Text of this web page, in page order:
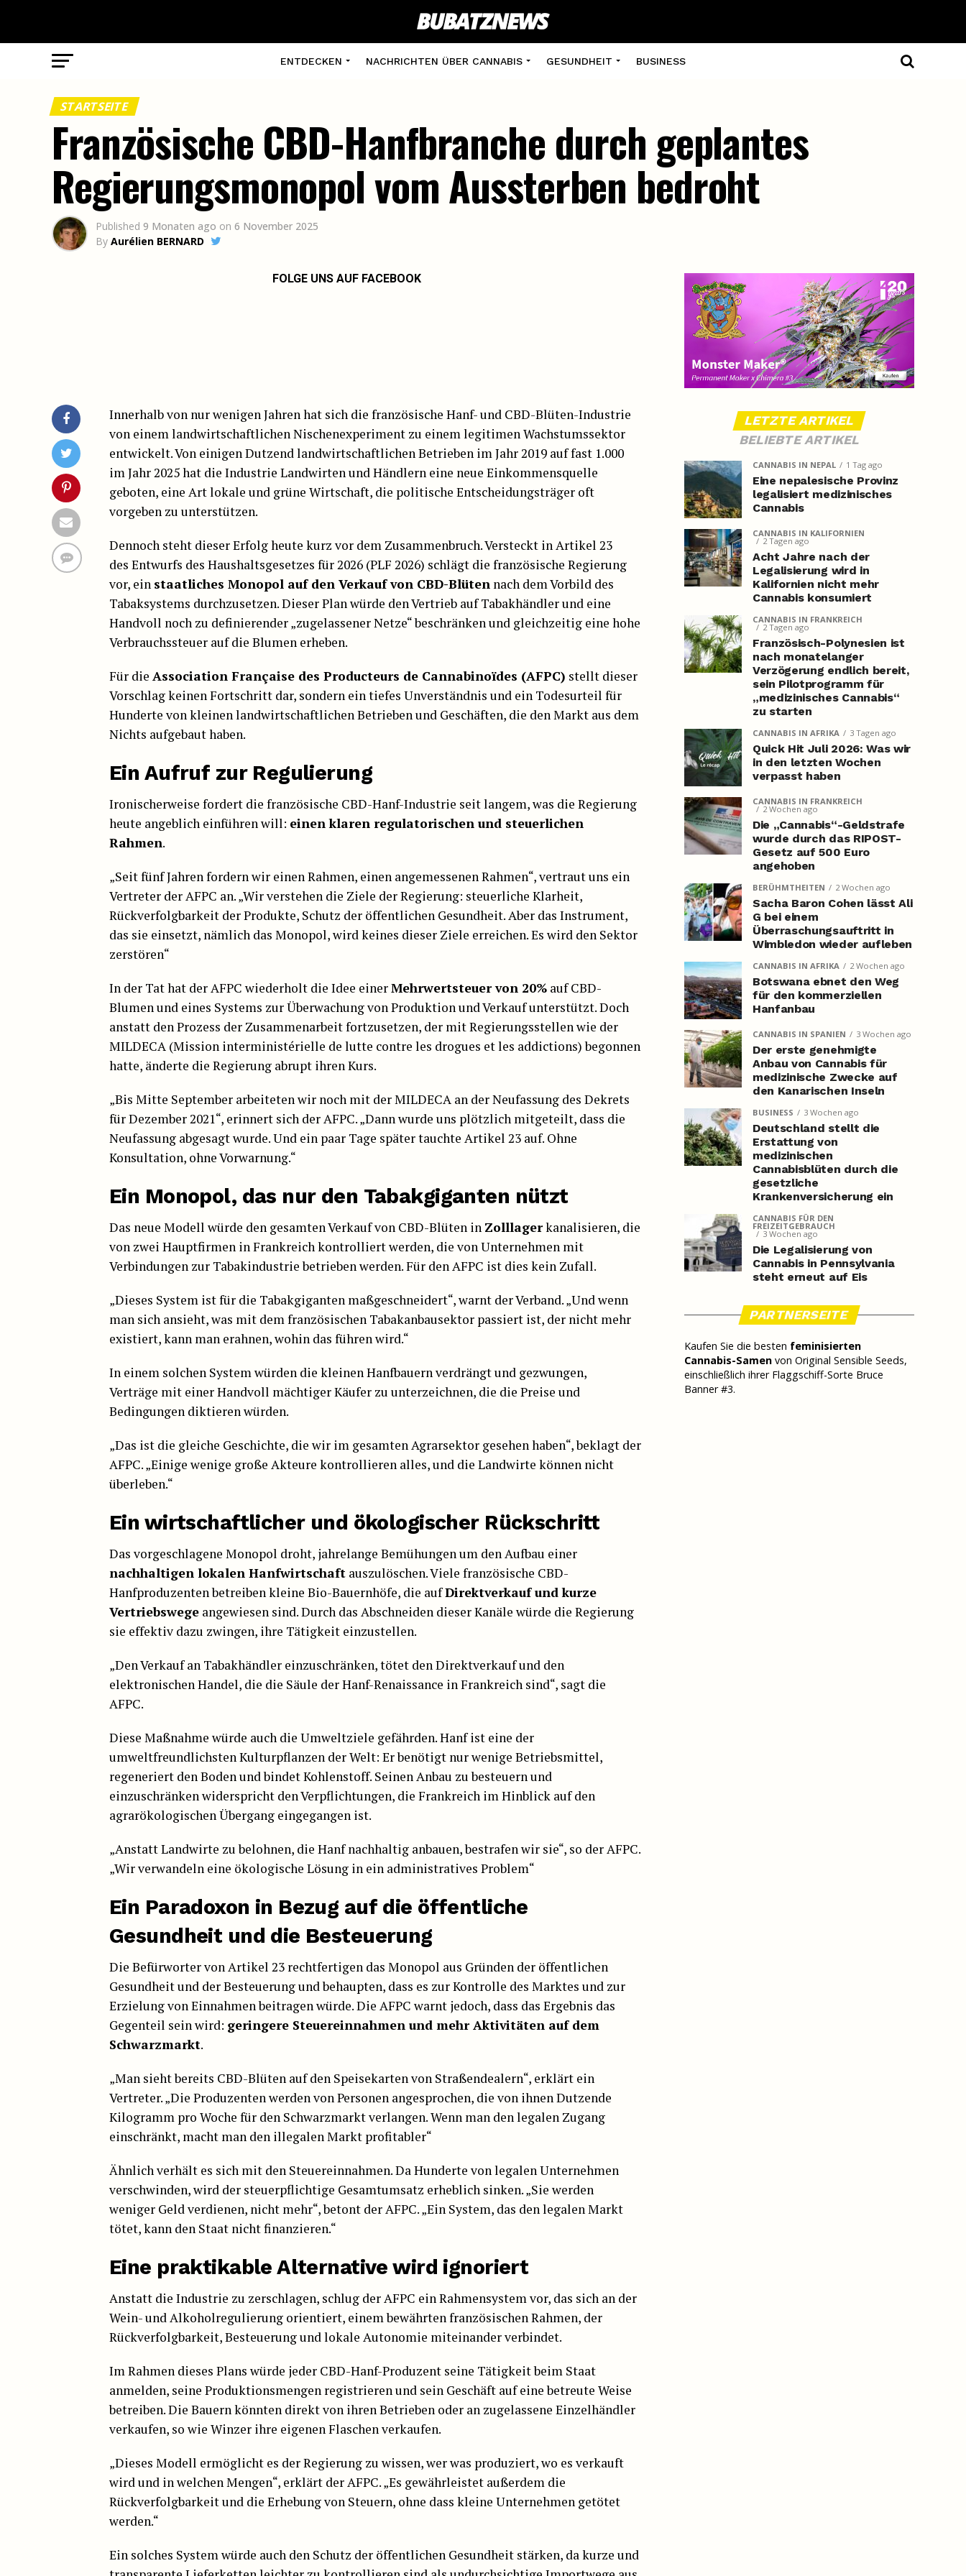
ENTDECKEN NACHRICHTEN ÜBER CANNABIS GESUNDHEIT BUSINESS
STARTSEITE
Französische CBD-Hanfbranche durch geplantes
Regierungsmonopol vom Aussterben bedroht
Published 9 Monaten ago on 6 November 2025
By Aurélien BERNARD
FOLGE UNS AUF FACEBOOK
Innerhalb von nur wenigen Jahren hat sich die französische Hanf- und CBD-Blüten-Industrie
von einem landwirtschaftlichen Nischenexperiment zu einem legitimen Wachstumssektor
entwickelt. Von einigen Dutzend landwirtschaftlichen Betrieben im Jahr 2019 auf fast 1.000
im Jahr 2025 hat die Industrie Landwirten und Händlern eine neue Einkommensquelle
geboten, eine Art lokale und grüne Wirtschaft, die politische Entscheidungsträger oft
vorgeben zu unterstützen.
Dennoch steht dieser Erfolg heute kurz vor dem Zusammenbruch. Versteckt in Artikel 23
des Entwurfs des Haushaltsgesetzes für 2026 (PLF 2026) schlägt die französische Regierung
vor, ein staatliches Monopol auf den Verkauf von CBD-Blüten nach dem Vorbild des
Tabaksystems durchzusetzen. Dieser Plan würde den Vertrieb auf Tabakhändler und eine
Handvoll noch zu definierender „zugelassener Netze“ beschränken und gleichzeitig eine hohe
Verbrauchssteuer auf die Blumen erheben.
Für die Association Française des Producteurs de Cannabinoïdes (AFPC) stellt dieser
Vorschlag keinen Fortschritt dar, sondern ein tiefes Unverständnis und ein Todesurteil für
Hunderte von kleinen landwirtschaftlichen Betrieben und Geschäften, die den Markt aus dem
Nichts aufgebaut haben.
Ein Aufruf zur Regulierung
Ironischerweise fordert die französische CBD-Hanf-Industrie seit langem, was die Regierung
heute angeblich einführen will: einen klaren regulatorischen und steuerlichen
Rahmen.
„Seit fünf Jahren fordern wir einen Rahmen, einen angemessenen Rahmen“, vertraut uns ein
Vertreter der AFPC an. „Wir verstehen die Ziele der Regierung: steuerliche Klarheit,
Rückverfolgbarkeit der Produkte, Schutz der öffentlichen Gesundheit. Aber das Instrument,
das sie einsetzt, nämlich das Monopol, wird keines dieser Ziele erreichen. Es wird den Sektor
zerstören“
In der Tat hat der AFPC wiederholt die Idee einerMehrwertsteuer von 20% auf CBD-
Blumen und eines Systems zur Überwachung von Produktion und Verkauf unterstützt. Doch
anstatt den Prozess der Zusammenarbeit fortzusetzen, der mit Regierungsstellen wie der
MILDECA (Mission interministérielle de lutte contre les drogues et les addictions) begonnen
hatte, änderte die Regierung abrupt ihren Kurs.
„Bis Mitte September arbeiteten wir noch mit der MILDECA an der Neufassung des Dekrets
für Dezember 2021“, erinnert sich der AFPC. „Dann wurde uns plötzlich mitgeteilt, dass die
Neufassung abgesagt wurde. Und ein paar Tage später tauchte Artikel 23 auf. Ohne
Konsultation, ohne Vorwarnung.“
Ein Monopol, das nur den Tabakgiganten nützt
Das neue Modell würde den gesamten Verkauf von CBD-Blüten in Zolllagerkanalisieren, die
von zwei Hauptfirmen in Frankreich kontrolliert werden, die von Unternehmen mit
Verbindungen zur Tabakindustrie betrieben werden. Für den AFPC ist dies kein Zufall.
„Dieses System ist für die Tabakgiganten maßgeschneidert“, warnt der Verband. „Und wenn
man sich ansieht, was mit dem französischen Tabakanbausektor passiert ist, der nicht mehr
existiert, kann man erahnen, wohin das führen wird.“
In einem solchen System würden die kleinen Hanfbauern verdrängt und gezwungen,
Verträge mit einer Handvoll mächtiger Käufer zu unterzeichnen, die die Preise und
Bedingungen diktieren würden.
„Das ist die gleiche Geschichte, die wir im gesamten Agrarsektor gesehen haben“, beklagt der
AFPC. „Einige wenige große Akteure kontrollieren alles, und die Landwirte können nicht
überleben.“
Ein wirtschaftlicher und ökologischer Rückschritt
Das vorgeschlagene Monopol droht, jahrelange Bemühungen um den Aufbau einer
nachhaltigen lokalen Hanfwirtschaft auszulöschen. Viele französische CBD-
Hanfproduzenten betreiben kleine Bio-Bauernhöfe, die aufDirektverkauf und kurze
Vertriebswege angewiesen sind. Durch das Abschneiden dieser Kanäle würde die Regierung
sie effektiv dazu zwingen, ihre Tätigkeit einzustellen.
„Den Verkauf an Tabakhändler einzuschränken, tötet den Direktverkauf und den
elektronischen Handel, die die Säule der Hanf-Renaissance in Frankreich sind“, sagt die
AFPC.
Diese Maßnahme würde auch die Umweltziele gefährden. Hanf ist eine der
umweltfreundlichsten Kulturpflanzen der Welt: Er benötigt nur wenige Betriebsmittel,
regeneriert den Boden und bindet Kohlenstoff. Seinen Anbau zu besteuern und
einzuschränken widerspricht den Verpflichtungen, die Frankreich im Hinblick auf den
agrarökologischen Übergang eingegangen ist.
„Anstatt Landwirte zu belohnen, die Hanf nachhaltig anbauen, bestrafen wir sie“, so der AFPC.
„Wir verwandeln eine ökologische Lösung in ein administratives Problem“
Ein Paradoxon in Bezug auf die öffentliche
Gesundheit und die Besteuerung
Die Befürworter von Artikel 23 rechtfertigen das Monopol aus Gründen der öffentlichen
Gesundheit und der Besteuerung und behaupten, dass es zur Kontrolle des Marktes und zur
Erzielung von Einnahmen beitragen würde. Die AFPC warnt jedoch, dass das Ergebnis das
Gegenteil sein wird: geringere Steuereinnahmen und mehr Aktivitäten auf dem
Schwarzmarkt.
„Man sieht bereits CBD-Blüten auf den Speisekarten von Straßendealern“, erklärt ein
Vertreter. „Die Produzenten werden von Personen angesprochen, die von ihnen Dutzende
Kilogramm pro Woche für den Schwarzmarkt verlangen. Wenn man den legalen Zugang
einschränkt, macht man den illegalen Markt profitabler“
Ähnlich verhält es sich mit den Steuereinnahmen. Da Hunderte von legalen Unternehmen
verschwinden, wird der steuerpflichtige Gesamtumsatz erheblich sinken. „Sie werden
weniger Geld verdienen, nicht mehr“, betont der AFPC. „Ein System, das den legalen Markt
tötet, kann den Staat nicht finanzieren.“
Eine praktikable Alternative wird ignoriert
Anstatt die Industrie zu zerschlagen, schlug der AFPC ein Rahmensystem vor, das sich an der
Wein- und Alkoholregulierung orientiert, einem bewährten französischen Rahmen, der
Rückverfolgbarkeit, Besteuerung und lokale Autonomie miteinander verbindet.
Im Rahmen dieses Plans würde jeder CBD-Hanf-Produzent seine Tätigkeit beim Staat
anmelden, seine Produktionsmengen registrieren und sein Geschäft auf eine betreute Weise
betreiben. Die Bauern könnten direkt von ihren Betrieben oder an zugelassene Einzelhändler
verkaufen, so wie Winzer ihre eigenen Flaschen verkaufen.
„Dieses Modell ermöglicht es der Regierung zu wissen, wer was produziert, wo es verkauft
wird und in welchen Mengen“, erklärt der AFPC. „Es gewährleistet außerdem die
Rückverfolgbarkeit und die Erhebung von Steuern, ohne dass kleine Unternehmen getötet
werden.“
Ein solches System würde auch den Schutz der öffentlichen Gesundheit stärken, da kurze und
LETZTE ARTIKEL
BELIEBTE ARTIKEL
CANNABIS IN NEPAL 1 Tag ago
Eine nepalesische Provinz
legalisiert medizinisches
Cannabis
CANNABIS IN KALIFORNIEN
2 Tagen ago
Acht Jahre nach der
Legalisierung wird in
Kalifornien nicht mehr
Cannabis konsumiert
CANNABIS IN FRANKREICH
2 Tagen ago
Französisch-Polynesien ist
nach monatelanger
Verzögerung endlich bereit,
sein Pilotprogramm für
„medizinisches Cannabis“
zu starten
CANNABIS IN AFRIKA 3 Tagen ago
Quick Hit Juli 2026: Was wir
in den letzten Wochen
verpasst haben
CANNABIS IN FRANKREICH
2 Wochen ago
Die „Cannabis“-Geldstrafe
wurde durch das RIPOST-
Gesetz auf 500 Euro
angehoben
BERÜHMTHEITEN 2 Wochen ago
Sacha Baron Cohen lässt Ali
G bei einem
Überraschungsauftritt in
Wimbledon wieder aufleben
CANNABIS IN AFRIKA 2 Wochen ago
Botswana ebnet den Weg
für den kommerziellen
Hanfanbau
CANNABIS IN SPANIEN 3 Wochen ago
Der erste genehmigte
Anbau von Cannabis für
medizinische Zwecke auf
den Kanarischen Inseln
BUSINESS 3 Wochen ago
Deutschland stellt die
Erstattung von
medizinischen
Cannabisblüten durch die
gesetzliche
Krankenversicherung ein
CANNABIS FÜR DEN
FREIZEITGEBRAUCH
3 Wochen ago
Die Legalisierung von
Cannabis in Pennsylvania
steht erneut auf Eis
PARTNERSEITE
Kaufen Sie die besten feminisierten
Cannabis-Samen von Original Sensible Seeds,
einschließlich ihrer Flaggschiff-Sorte Bruce
Banner #3.